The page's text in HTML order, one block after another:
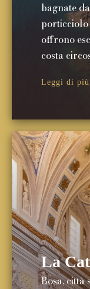
bagnate
offrono
costa
Leggi di più
La
Bosa, città